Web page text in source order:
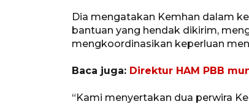
Dia mengatakan Kemhan dalam
bantuan yang hendak dikirim,
mengkoordinasikan keperluan
Baca juga: Direktur HAM PBB
“Kami menyertakan dua perwira